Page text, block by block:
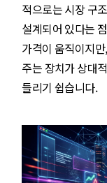
적으로는 시장 구
설계되어 있다는
가격이 움직이지
주는 장치가 상대
들리기 쉽습니다.